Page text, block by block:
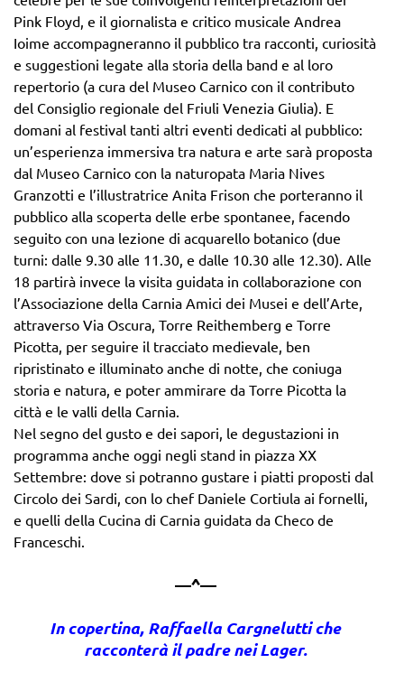
Pink Floyd, e il giornalista e critico musicale Andrea
Ioime accompagneranno il pubblico tra racconti, curiosità
e suggestioni legate alla storia della band e al loro
repertorio (a cura del Museo Carnico con il contributo
del Consiglio regionale del Friuli Venezia Giulia). E
domani al festival tanti altri eventi dedicati al pubblico:
un’esperienza immersiva tra natura e arte sarà proposta
dal Museo Carnico con la naturopata Maria Nives
Granzotti e l’illustratrice Anita Frison che porteranno il
pubblico alla scoperta delle erbe spontanee, facendo
seguito con una lezione di acquarello botanico (due
turni: dalle 9.30 alle 11.30, e dalle 10.30 alle 12.30). Alle
18 partirà invece la visita guidata in collaborazione con
l’Associazione della Carnia Amici dei Musei e dell’Arte,
attraverso Via Oscura, Torre Reithemberg e Torre
Picotta, per seguire il tracciato medievale, ben
ripristinato e illuminato anche di notte, che coniuga
storia e natura, e poter ammirare da Torre Picotta la
città e le valli della Carnia.
Nel segno del gusto e dei sapori, le degustazioni in
programma anche oggi negli stand in piazza XX
Settembre: dove si potranno gustare i piatti proposti dal
Circolo dei Sardi, con lo chef Daniele Cortiula ai fornelli,
e quelli della Cucina di Carnia guidata da Checo de
Franceschi.
—^—
In copertina, Raffaella Cargnelutti che
racconterà il padre nei Lager.